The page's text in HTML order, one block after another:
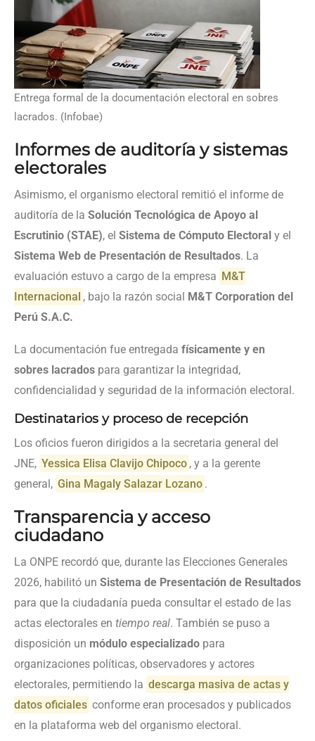
Entrega formal de la documentación electoral en sobres
lacrados. (Infobae)
Informes de auditoría y sistemas
electorales
Asimismo, el organismo electoral remitió el informe de
auditoría de la Solución Tecnológica de Apoyo al
Escrutinio (STAE), el Sistema de Cómputo Electoral y el
Sistema Web de Presentación de Resultados. La
evaluación estuvo a cargo de la empresa M&T
Internacional , bajo la razón social M&T Corporation del
Perú S.A.C.
La documentación fue entregada físicamente y en
sobres lacrados para garantizar la integridad,
confidencialidad y seguridad de la información electoral.
Destinatarios y proceso de recepción
Los oficios fueron dirigidos a la secretaria general del
JNE, Yessica Elisa Clavijo Chipoco , y a la gerente
general, Gina Magaly Salazar Lozano .
Transparencia y acceso
ciudadano
La ONPE recordó que, durante las Elecciones Generales
2026, habilitó un Sistema de Presentación de Resultados
para que la ciudadanía pueda consultar el estado de las
actas electorales en tiempo real. También se puso a
disposición un módulo especializado para
organizaciones políticas, observadores y actores
electorales, permitiendo la descarga masiva de actas y
datos oficiales conforme eran procesados y publicados
en la plataforma web del organismo electoral.